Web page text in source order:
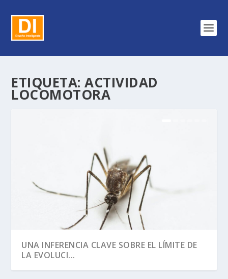
ETIQUETA:ACTIVIDAD
LOCOMOTORA
UNA INFERENCIA CLAVE SOBRE EL LÍMITE DE
LA EVOLUCI...